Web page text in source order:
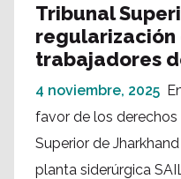
Tribunal
regularización
trabajadores
4 noviembre, 2025
favor de los derechos
Superior de
planta siderúrgica